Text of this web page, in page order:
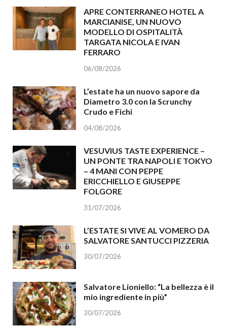
APRE CONTERRANEO HOTEL A
MARCIANISE, UN NUOVO
MODELLO DI OSPITALITÀ
TARGATA NICOLA E IVAN
FERRARO
06/08/2026
L’estate ha un nuovo sapore da
Diametro 3.0 con la Scrunchy
Crudo e Fichi
04/08/2026
VESUVIUS TASTE EXPERIENCE –
UN PONTE TRA NAPOLI E TOKYO
– 4 MANI CON PEPPE
ERICCHIELLO E GIUSEPPE
FOLGORE
31/07/2026
L’ESTATE SI VIVE AL VOMERO DA
SALVATORE SANTUCCI PIZZERIA
30/07/2026
Salvatore Lioniello: “La bellezza è il
mio ingrediente in più”
30/07/2026